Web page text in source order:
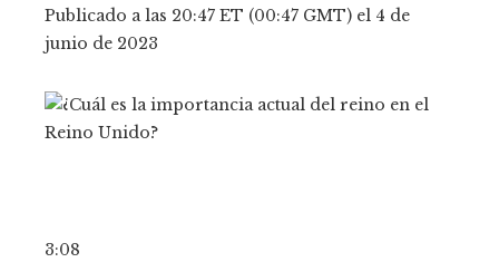
Publicado a las 20:47 ET (00:47 GMT) el 4 de
junio de 2023
3:08